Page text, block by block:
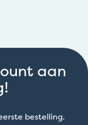
aan
bestelling.